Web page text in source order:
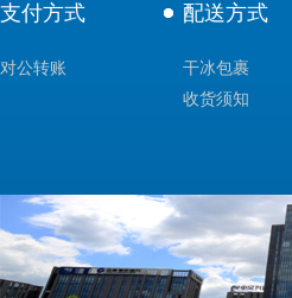
支付方式
对公转账
配送方式
干冰包裹
收货须知